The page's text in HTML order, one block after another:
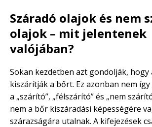
Száradó olajok és nem
olajok – mit jelentenek
valójában?
Sokan kezdetben azt gondolják,
kiszárítják a bőrt. Ez azonban nem
a „szárító”, „félszárító” és „nem
nem a bőr kiszáradási képességére
szárazságára utalnak. A kifejezések